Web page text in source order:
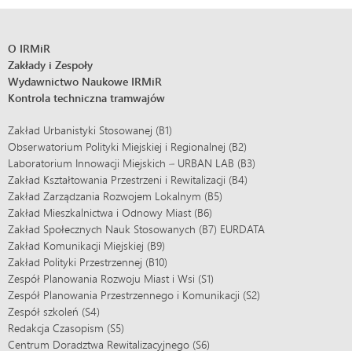
O IRMiR
Zakłady i Zespoły
Wydawnictwo Naukowe IRMiR
Kontrola techniczna tramwajów
Zakład Urbanistyki Stosowanej (B1)
Obserwatorium Polityki Miejskiej i Regionalnej (B2)
Laboratorium Innowacji Miejskich – URBAN LAB (B3)
Zakład Kształtowania Przestrzeni i Rewitalizacji (B4)
Zakład Zarządzania Rozwojem Lokalnym (B5)
Zakład Mieszkalnictwa i Odnowy Miast (B6)
Zakład Społecznych Nauk Stosowanych (B7) EURDATA
Zakład Komunikacji Miejskiej (B9)
Zakład Polityki Przestrzennej (B10)
Zespół Planowania Rozwoju Miast i Wsi (S1)
Zespół Planowania Przestrzennego i Komunikacji (S2)
Zespół szkoleń (S4)
Redakcja Czasopism (S5)
Centrum Doradztwa Rewitalizacyjnego (S6)